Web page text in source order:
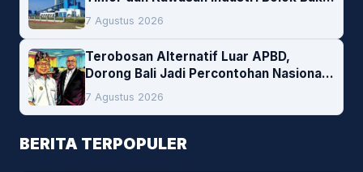
Peluang Investasi Woodchip untuk
Cofiring PLTU Bolok
7 Agustus 2026
Terobosan Alternatif Luar APBD,
Dorong Bali Jadi Percontohan Nasional
Pembiayaan Daerah
7 Agustus 2026
BERITA TERPOPULER